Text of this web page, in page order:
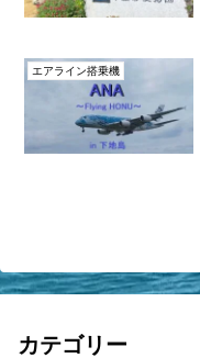
エアライン搭乗機
カテゴリー